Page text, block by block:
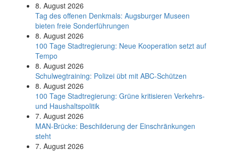
8. August 2026
Tag des offenen Denkmals: Augsburger Museen
bieten freie Sonderführungen
8. August 2026
100 Tage Stadtregierung: Neue Kooperation setzt auf
Tempo
8. August 2026
Schul­weg­trai­ning: Poli­zei übt mit ABC-Schüt­zen
8. August 2026
100 Tage Stadtregierung: Grüne kritisieren Verkehrs-
und Haushaltspolitik
7. August 2026
MAN-Brücke: Beschilderung der Einschränkungen
steht
7. August 2026